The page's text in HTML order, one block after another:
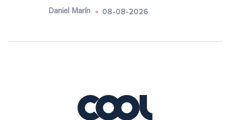
Daniel Marín 08-08-2026